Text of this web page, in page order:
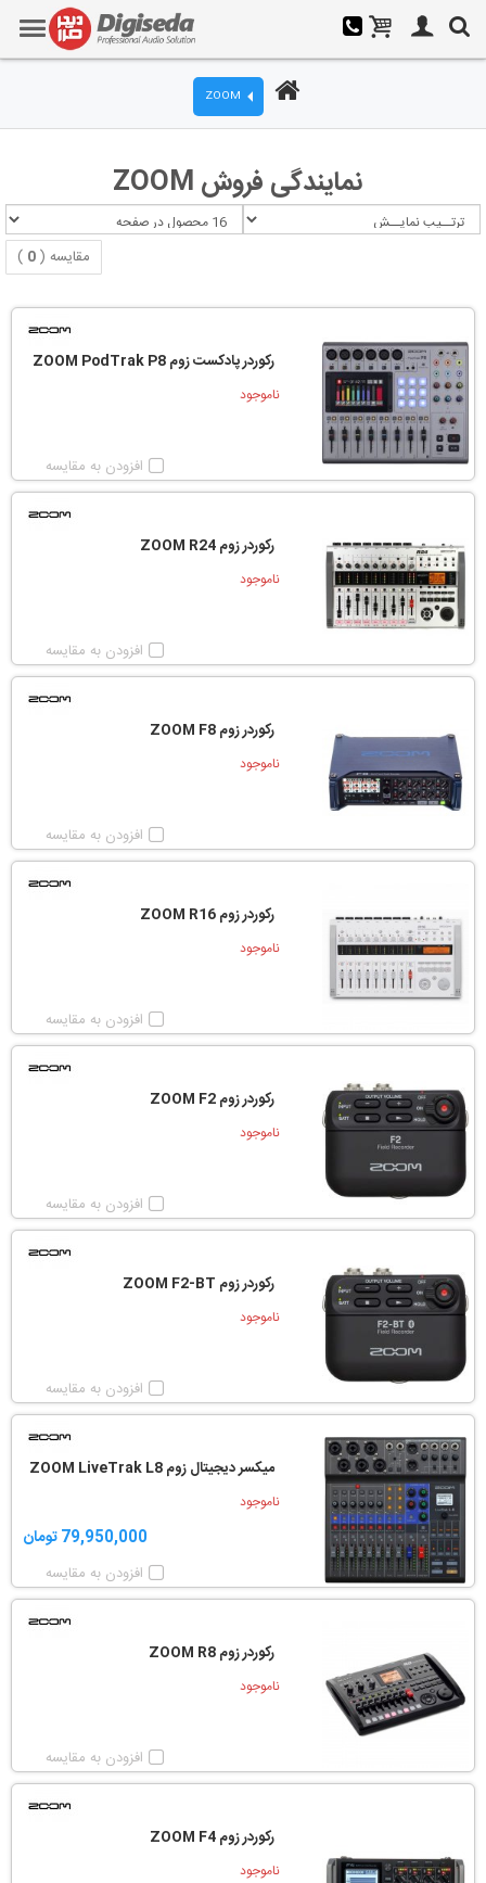
ZOOM
نمایندگی فروش ZOOM
مقایسه (0
)
رکوردر پادکست زوم ZOOM PodTrak P8
ناموجود
افزودن به مقایسه
رکوردر زوم ZOOM R24
ناموجود
افزودن به مقایسه
رکوردر زوم ZOOM F8
ناموجود
افزودن به مقایسه
رکوردر زوم ZOOM R16
ناموجود
افزودن به مقایسه
رکوردر زوم ZOOM F2
ناموجود
افزودن به مقایسه
رکوردر زوم ZOOM F2-BT
ناموجود
افزودن به مقایسه
میکسر دیجیتال زوم ZOOM LiveTrak L8
ناموجود
79,950,000 تومان
افزودن به مقایسه
رکوردر زوم ZOOM R8
ناموجود
افزودن به مقایسه
رکوردر زوم ZOOM F4
ناموجود